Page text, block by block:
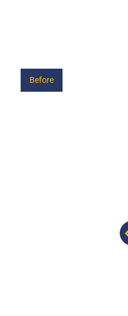
Before